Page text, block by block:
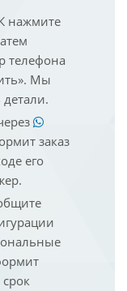
нажмите
телефона
Мы
заказ
его